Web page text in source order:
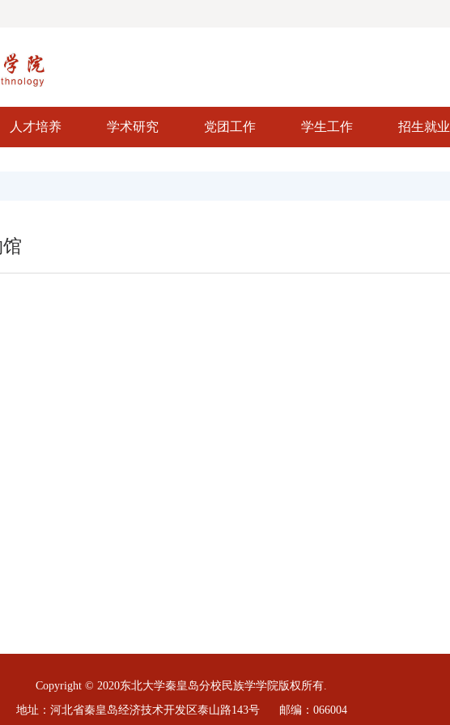
人才培养 学术研究 党团工作 学生工作 招生就业
Copyright © 2020东北大学秦皇岛分校民族学学院版权所有.
地址：河北省秦皇岛经济技术开发区泰山路143号 邮编：066004